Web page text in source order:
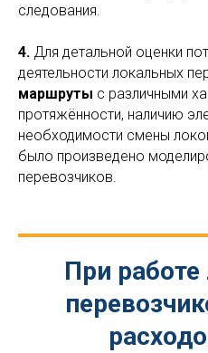
следования.
4. Для детальной оценки
деятельности локальных
маршруты с различными
протяжённости, наличию
необходимости смены
было произведено
перевозчиков.
При